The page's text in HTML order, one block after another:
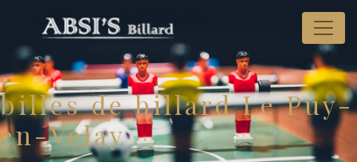
billes de billard Le Puy-
en-Velay